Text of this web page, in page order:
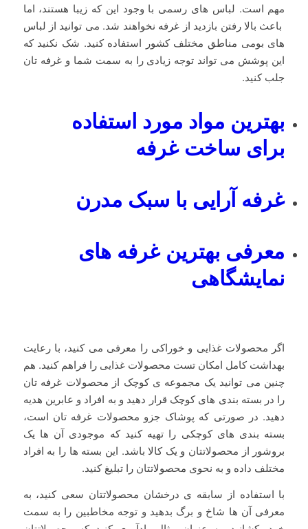
مهم است. لباس های رسمی با وجود این که زیبا هستند، اما
باعث بالا رفتن بازدید از غرفه نخواهند شد. می توانید از لباس
های بومی مناطق مختلف کشور استفاده کنید. شک نکنید که
این پوشش می تواند توجه زیادی را به سمت شما و غرفه تان
جلب کنید.
بهترین مواد مورد استفاده
برای ساخت غرفه
غرفه آرایی با سبک مدرن
معرفی بهترین غرفه های
نمایشگاهی
اگر محصولات غذایی و خوراکی را معرفی می کنید، با رعایت
بهداشت کامل امکان تست محصولات غذایی را فراهم کنید. هم
چنین می توانید یک مجموعه ی کوچک از محصولات غرفه تان
را در بسته بندی های کوچک قرار دهید و به افراد و عابرین هدیه
دهید. در صورتی که پوشاک جزو محصولات غرفه تان است،
بسته بندی های کوچکی را تهیه کنید که موجودی آن ها یک
بروشور از محصولاتتان و یک کالا باشد. این بسته ها را به افراد
مختلف داده و به نحوی محصولاتتان را تبلیغ کنید.
با استفاده از سابقه ی درخشان محصولاتتان سعی کنید، به
معرفی آن ها شاخ و برگ بدهید و توجه مخاطبین را به سمت